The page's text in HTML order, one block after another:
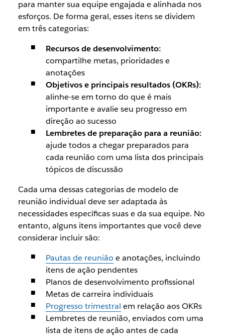
para manter sua equipe engajada e alinhada nos
esforços. De forma geral, esses itens se dividem
em três categorias:
Recursos de desenvolvimento:
compartilhe metas, prioridades e
anotações
Objetivos e principais resultados (OKRs):
alinhe-se em torno do que é mais
importante e avalie seu progresso em
direção ao sucesso
Lembretes de preparação para a reunião:
ajude todos a chegar preparados para
cada reunião com uma lista dos principais
tópicos de discussão
Cada uma dessas categorias de modelo de
reunião individual deve ser adaptada às
necessidades específicas suas e da sua equipe. No
entanto, alguns itens importantes que você deve
considerar incluir são:
Pautas de reunião e anotações, incluindo
itens de ação pendentes
Planos de desenvolvimento profissional
Metas de carreira individuais
Progresso trimestral em relação aos OKRs
Lembretes de reunião, enviados com uma
lista de itens de ação antes de cada